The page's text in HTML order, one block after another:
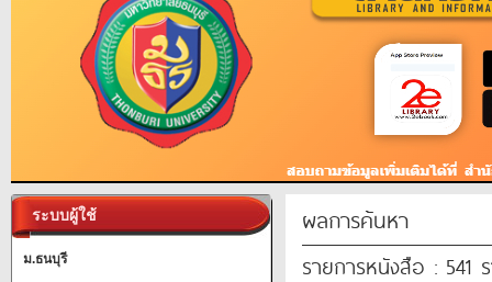
ระบบผู้ใช้
ม.ธนบุรี
ผลการค้นหา
รายการหนังสือ : 541